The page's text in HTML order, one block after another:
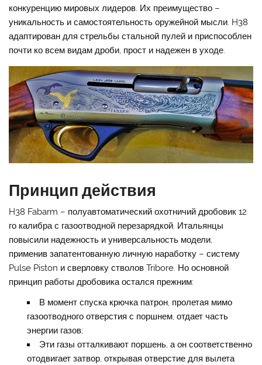
конкуренцию мировых лидеров. Их преимущество –
уникальность и самостоятельность оружейной мысли. H38
адаптирован для стрельбы стальной пулей и приспособлен
почти ко всем видам дроби, прост и надежен в уходе.
Принцип действия
H38 Fabarm – полуавтоматический охотничий дробовик 12
го калибра с газоотводной перезарядкой. Итальянцы
повысили надежность и универсальность модели,
применив запатентованную личную наработку – систему
Pulse Piston и сверловку стволов Tribore. Но основной
принцип работы дробовика остался прежним:
В момент спуска крючка патрон, пролетая мимо
газоотводного отверстия с поршнем, отдает часть
энергии газов;
Эти газы отталкивают поршень, а он соответственно
отодвигает затвор, открывая отверстие для вылета